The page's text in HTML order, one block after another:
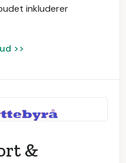
inkluderer
>>
&